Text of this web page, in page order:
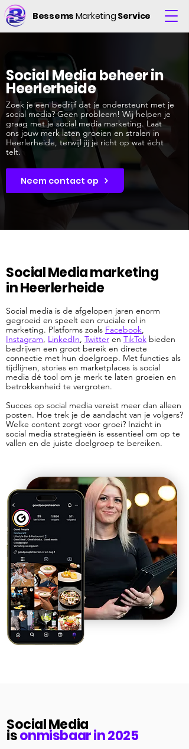
Bessems Marketing Service
Social Media beheer in
Heerlerheide
Zoek je een bedrijf dat je ondersteunt met je
social media? Geen probleem! Wij helpen je
graag met je social media marketing. Laat
ons jouw merk laten groeien en stralen in
Heerlerheide, terwijl jij je richt op wat écht
telt.
Neem contact op
Social Media marketing
in Heerlerheide
Social media is de afgelopen jaren enorm
gegroeid en speelt een cruciale rol in
marketing. Platforms zoals Facebook,
Instagram, LinkedIn, Twitter en TikTok bieden
bedrijven een groot bereik en directe
connectie met hun doelgroep. Met functies als
tijdlijnen, stories en marketplaces is social
media dé tool om je merk te laten groeien en
betrokkenheid te vergroten.
Succes op social media vereist meer dan alleen
posten. Hoe trek je de aandacht van je volgers?
Welke content zorgt voor groei? Inzicht in
social media strategieën is essentieel om op te
vallen en de juiste doelgroep te bereiken.
Social Media
isonmisbaar in 2025